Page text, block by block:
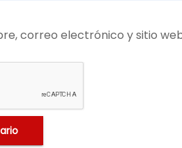
correo electrónico y sitio